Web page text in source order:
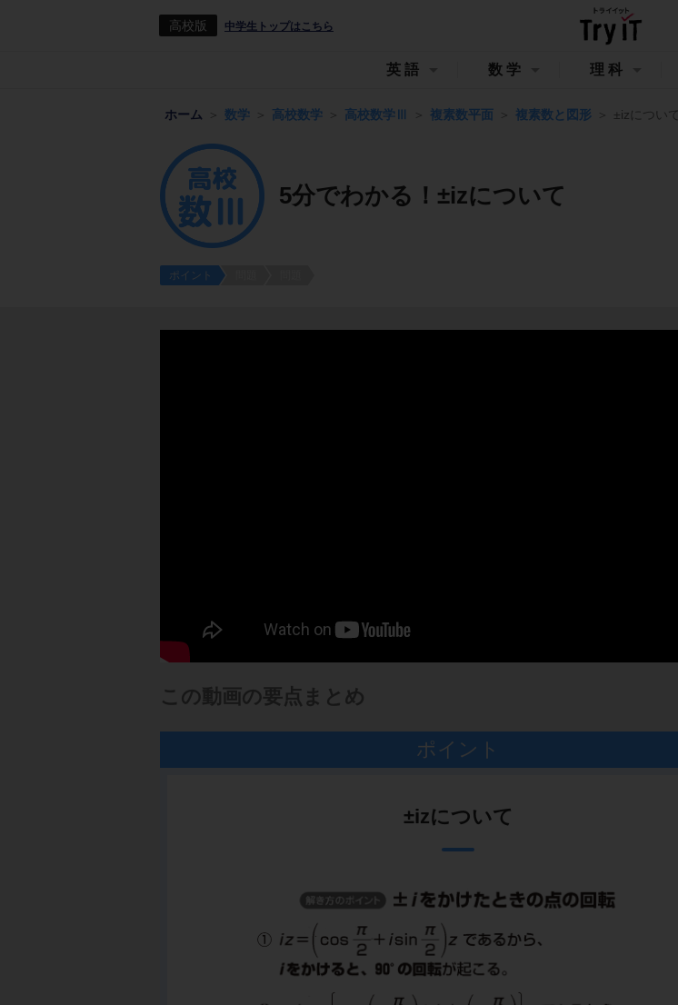
高校版 中学生トップはこちら
英語 数学 理科
ホーム 数学 高校数学 高校数学Ⅲ 複素数平面 複素数と図形 ±izについて
5分でわかる！±izについて
ポイント
この動画の要点まとめ
ポイント
±izについて